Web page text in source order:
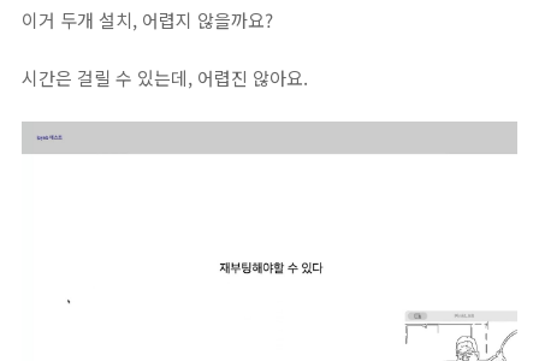
이거 두개 설치, 어렵지 않을까요?
시간은 걸릴 수 있는데, 어렵진 않아요.